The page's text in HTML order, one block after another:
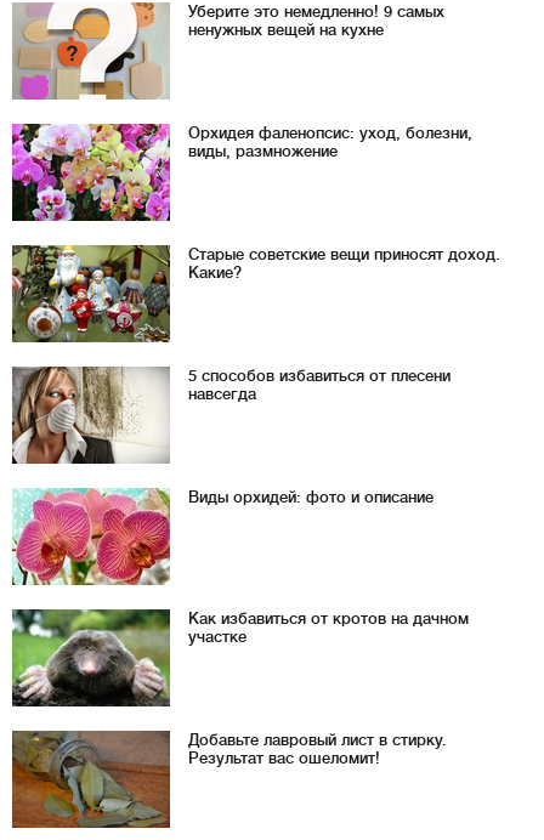
Уберите это немедленно! 9 самых
ненужных вещей на кухне
Орхидея фаленопсис: уход, болезни,
виды, размножение
Старые советские вещи приносят доход.
Какие?
5 способов избавиться от плесени
навсегда
Виды орхидей: фото и описание
Как избавиться от кротов на дачном
участке
Добавьте лавровый лист в стирку.
Результат вас ошеломит!